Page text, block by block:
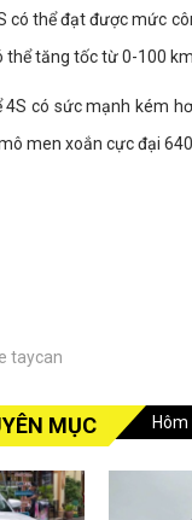
có thể đạt được mức
thể tăng tốc từ 0-100
4S có sức mạnh kém
men xoắn cực đại
taycan
MỤC Hôm